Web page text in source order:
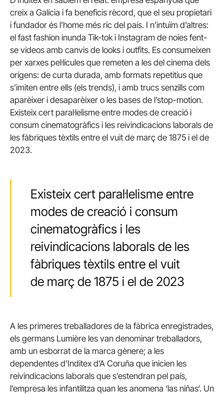
creix a Galícia i fa beneficis rècord, que el seu propietari
i fundador és l’home més ric del país. I n’intuïm d’altres:
el fast fashion inunda Tik-tok i Instagram de noies fent-
se vídeos amb canvis de looks i outfits. Es consumeixen
per xarxes pel·lícules que remeten a les del cinema dels
orígens: de curta durada, amb formats repetitius que
s’imiten entre ells (els trends), i amb trucs senzills com
aparèixer i desaparèixer o les bases de l’stop-motion.
Existeix cert paral·lelisme entre modes de creació i
consum cinematogràfics i les reivindicacions laborals de
les fàbriques tèxtils entre el vuit de març de 1875 i el de
2023.
Existeix cert paral·lelisme entre
modes de creació i consum
cinematogràfics i les
reivindicacions laborals de les
fàbriques tèxtils entre el vuit
de març de 1875 i el de 2023
A les primeres treballadores de la fàbrica enregistrades,
els germans Lumière les van denominar treballadors,
amb un esborrat de la marca gènere; a les
dependentes d’Inditex d’A Coruña que inicien les
reivindicacions laborals que s’estendran pel país,
l’empresa les infantilitza quan les anomena ‘las niñas‘. Un